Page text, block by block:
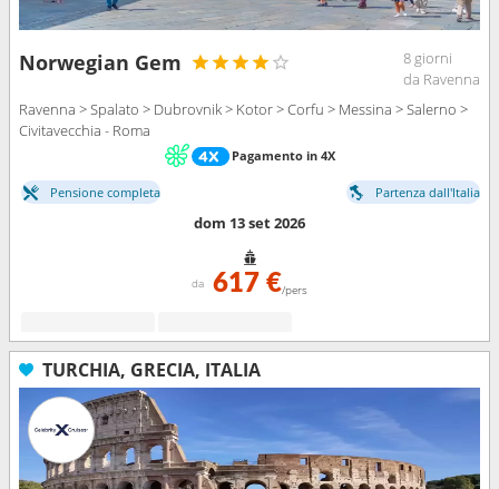
Norwegian Gem
8 giorni
da Ravenna
Ravenna > Spalato > Dubrovnik > Kotor > Corfu > Messina > Salerno >
Civitavecchia - Roma
Pagamento in 4X
Pensione completa Partenza dall'Italia
dom 13 set 2026
da 617 €/pers
TURCHIA, GRECIA, ITALIA